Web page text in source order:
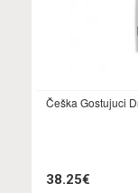
Češka Gostujuci
38.25€